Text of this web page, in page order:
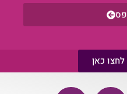
לחצו כאן